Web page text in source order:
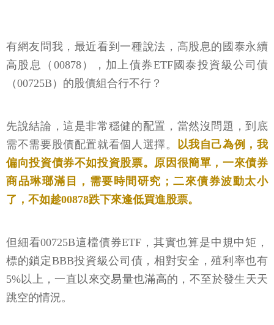
有網友問我，最近看到一種說法，高股息的國泰永續
高股息（00878），加上債券ETF國泰投資級公司債
（00725B）的股債組合行不行？
先說結論，這是非常穩健的配置，當然沒問題，到底
需不需要股債配置就看個人選擇。 以我自己為例，我
偏向投資債券不如投資股票。原因很簡單，一來債券
商品琳瑯滿目，需要時間研究；二來債券波動太小
了，不如趁00878跌下來逢低買進股票。
但細看00725B這檔債券ETF，其實也算是中規中矩，
標的鎖定BBB投資級公司債，相對安全，殖利率也有
5%以上，一直以來交易量也滿高的，不至於發生天天
跳空的情況。